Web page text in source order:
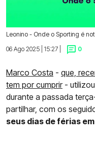
Leonino - Onde o Sporting é
06 Ago 2025 | 15:27 |
0
Marco Costa - que,
tem por cumprir- utilizou
durante a passada
partilhar, com os
seus dias de férias